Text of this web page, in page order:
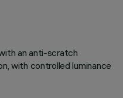
an anti-scratch
with controlled luminance